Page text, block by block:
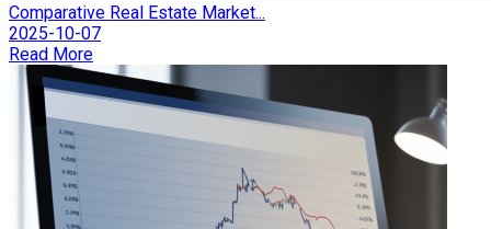
Comparative Real Estate Market...
2025-10-07
Read More